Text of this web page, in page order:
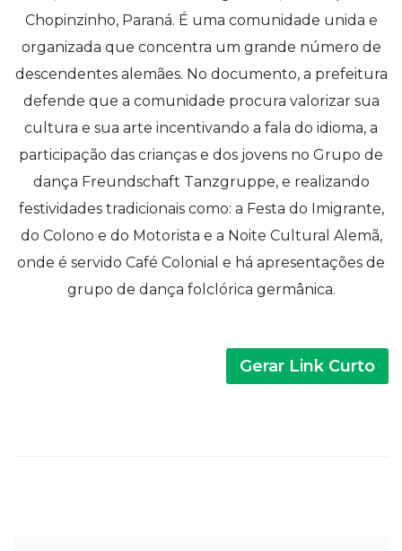
Chopinzinho, Paraná. É uma comunidade unida e
organizada que concentra um grande número de
descendentes alemães. No documento, a prefeitura
defende que a comunidade procura valorizar sua
cultura e sua arte incentivando a fala do idioma, a
participação das crianças e dos jovens no Grupo de
dança Freundschaft Tanzgruppe, e realizando
festividades tradicionais como: a Festa do Imigrante,
do Colono e do Motorista e a Noite Cultural Alemã,
onde é servido Café Colonial e há apresentações de
grupo de dança folclórica germânica.